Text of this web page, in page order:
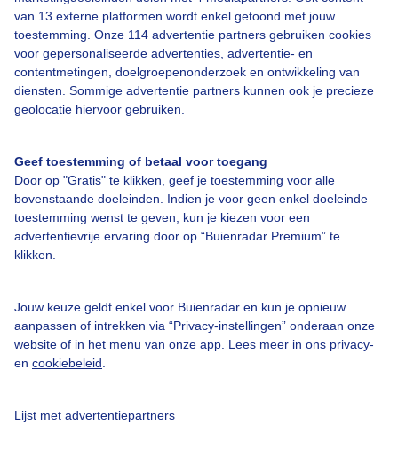
van 13 externe platformen wordt enkel getoond met jouw
toestemming. Onze 114 advertentie partners gebruiken cookies
voor gepersonaliseerde advertenties, advertentie- en
contentmetingen, doelgroepenonderzoek en ontwikkeling van
diensten. Sommige advertentie partners kunnen ook je precieze
geolocatie hiervoor gebruiken.
Geef toestemming of betaal voor toegang
Door op "Gratis" te klikken, geef je toestemming voor alle
bovenstaande doeleinden. Indien je voor geen enkel doeleinde
toestemming wenst te geven, kun je kiezen voor een
advertentievrije ervaring door op “Buienradar Premium” te
klikken.
Jouw keuze geldt enkel voor Buienradar en kun je opnieuw
aanpassen of intrekken via “Privacy-instellingen” onderaan onze
website of in het menu van onze app. Lees meer in ons privacy-
en cookiebeleid
Lijst met advertentiepartners
Bedrijfsgegevens
Veelgestelde vragen
Contact
Gebruikersvoorwaarden
Adverteren
Buienradar Team
Privacy beleid
Privacy instellingen
Gratis weerdata
Buienradar